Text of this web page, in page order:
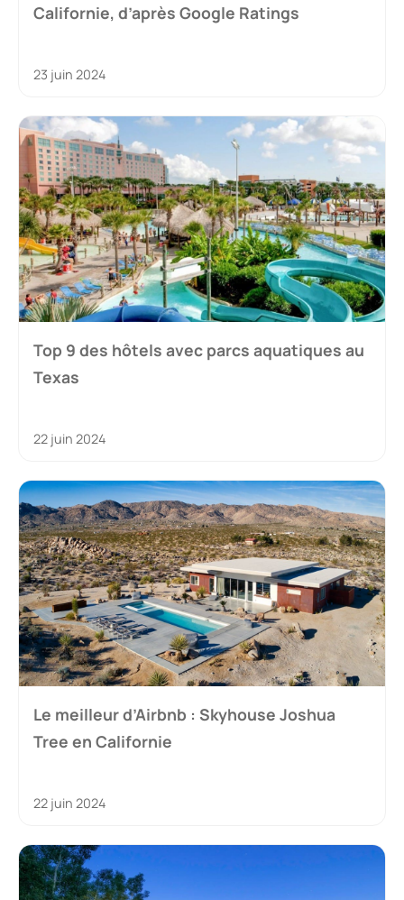
Californie, d’après Google Ratings
23 juin 2024
Top 9 des hôtels avec parcs aquatiques au
Texas
22 juin 2024
Le meilleur d’Airbnb : Skyhouse Joshua
Tree en Californie
22 juin 2024